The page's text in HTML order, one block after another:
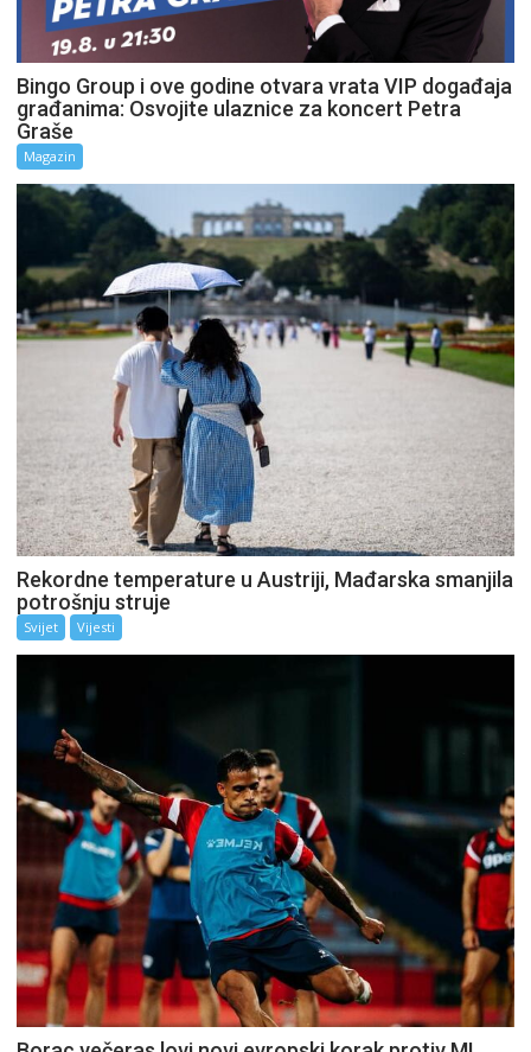
Bingo Group i ove godine otvara vrata VIP događaja
građanima: Osvojite ulaznice za koncert Petra
Graše
Magazin
Rekordne temperature u Austriji, Mađarska smanjila
potrošnju struje
Svijet Vijesti